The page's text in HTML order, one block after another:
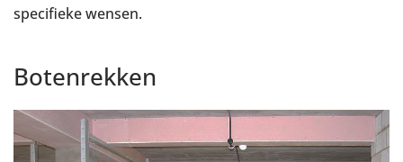
specifieke wensen.
Botenrekken